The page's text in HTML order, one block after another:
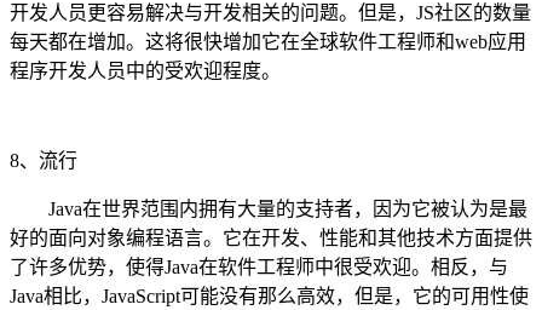
开发人员更容易解决与开发相关的问题。但是，JS社区的数量
每天都在增加。这将很快增加它在全球软件工程师和web应用
程序开发人员中的受欢迎程度。
8、流行
Java在世界范围内拥有大量的支持者，因为它被认为是最
好的面向对象编程语言。它在开发、性能和其他技术方面提供
了许多优势，使得Java在软件工程师中很受欢迎。相反，与
Java相比，JavaScript可能没有那么高效，但是，它的可用性使